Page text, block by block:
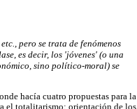
pero se trata de fenómenos
es decir, los 'jóvenes' (o una
sino político-moral) se
hacía cuatro propuestas para la